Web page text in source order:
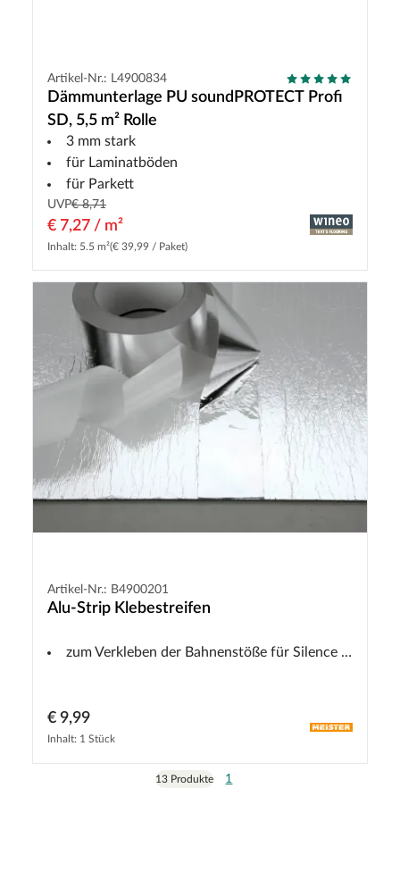
Artikel-Nr.: L4900834
Dämmunterlage PU soundPROTECT Profi
SD, 5,5 m² Rolle
3 mm stark
für Laminatböden
für Parkett
UVP€ 8,71
€ 7,27 / m²
Inhalt: 5.5 m²(€ 39,99 / Paket)
Artikel-Nr.: B4900201
Alu-Strip Klebestreifen
zum Verkleben der Bahnenstöße für Silence 25 DB
€ 9,99
Inhalt: 1 Stück
13 Produkte 1